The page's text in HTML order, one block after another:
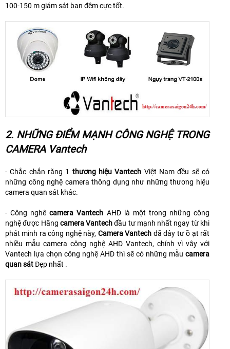
100-150 m giám sát ban đêm cực tốt.
2. NHỮNG ĐIỂM MẠNH CÔNG NGHỆ TRONG
CAMERA Vantech
- Chắc chắn răng 1 thương hiệu Vantech Việt Nam đều sẽ có
những công nghệ camera thông dụng như những thương hiệu
camera quan sát khác.
- Công nghêcamera Vantech AHD là một trong những công
nghệ được Hãng camera Vantechđầu tư mạnh nhất ngay từ khi
phát minh ra công nghệ này, Camera Vantech đã đây tư ồ ạt rất
nhiều mẫu camera công nghệ AHD Vantech, chính vì vây với
Vantech lựa chọn công nghệ AHD thì sẽ có những mẫu camera
quan sátĐẹp nhất .